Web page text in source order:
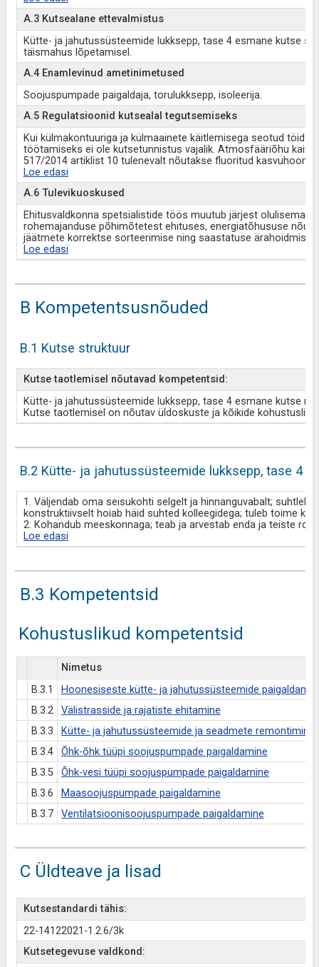
A.3 Kutsealane ettevalmistus
Kütte- ja jahutussüsteemide lukksepp, tase 4 esmane kutse
täismahus lõpetamisel.
A.4 Enamlevinud ametinimetused
Soojuspumpade paigaldaja, torulukksepp, isoleerija.
A.5 Regulatsioonid kutsealal tegutsemiseks
Kui külmakontuuriga ja külmaainete käitlemisega seotud töid
töötamiseks ei ole kutsetunnistus vajalik. Atmosfääriõhu
517/2014 artiklist 10 tulenevalt nõutakse fluoritud
Loe edasi
A.6 Tulevikuoskused
Ehitusvaldkonna spetsialistide töös muutub järjest
rohemajanduse põhimõtetest ehituses, energiatõhususe
jäätmete korrektse sorteerimise ning saastatuse ärahoidmise
Loe edasi
B Kompetentsusnõuded
B.1 Kutse struktuur
Kutse taotlemisel nõutavad kompetentsid:
Kütte- ja jahutussüsteemide lukksepp, tase 4 esmane kutse
Kutse taotlemisel on nõutav üldoskuste ja kõikide
B.2 Kütte- ja jahutussüsteemide lukksepp, tase 4
1. Väljendab oma seisukohti selgelt ja hinnanguvabalt;
konstruktiivselt hoiab häid suhted kolleegidega; tuleb toime
2. Kohandub meeskonnaga; teab ja arvestab enda ja teiste rolli
Loe edasi
B.3 Kompetentsid
Kohustuslikud kompetentsid
Nimetus
B.3.1
Hoonesiseste kütte- ja jahutussüsteemide
B.3.2
Välistrasside ja rajatiste ehitamine
B.3.3
Kütte- ja jahutussüsteemide ja seadmete remontimine
B.3.4
Õhk-õhk tüüpi soojuspumpade paigaldamine
B.3.5
Õhk-vesi tüüpi soojuspumpade paigaldamine
B.3.6
Maasoojuspumpade paigaldamine
B.3.7
Ventilatsioonisoojuspumpade paigaldamine
C Üldteave ja lisad
Kutsestandardi tähis:
22-14122021-1.2.6/3k
Kutsetegevuse valdkond: